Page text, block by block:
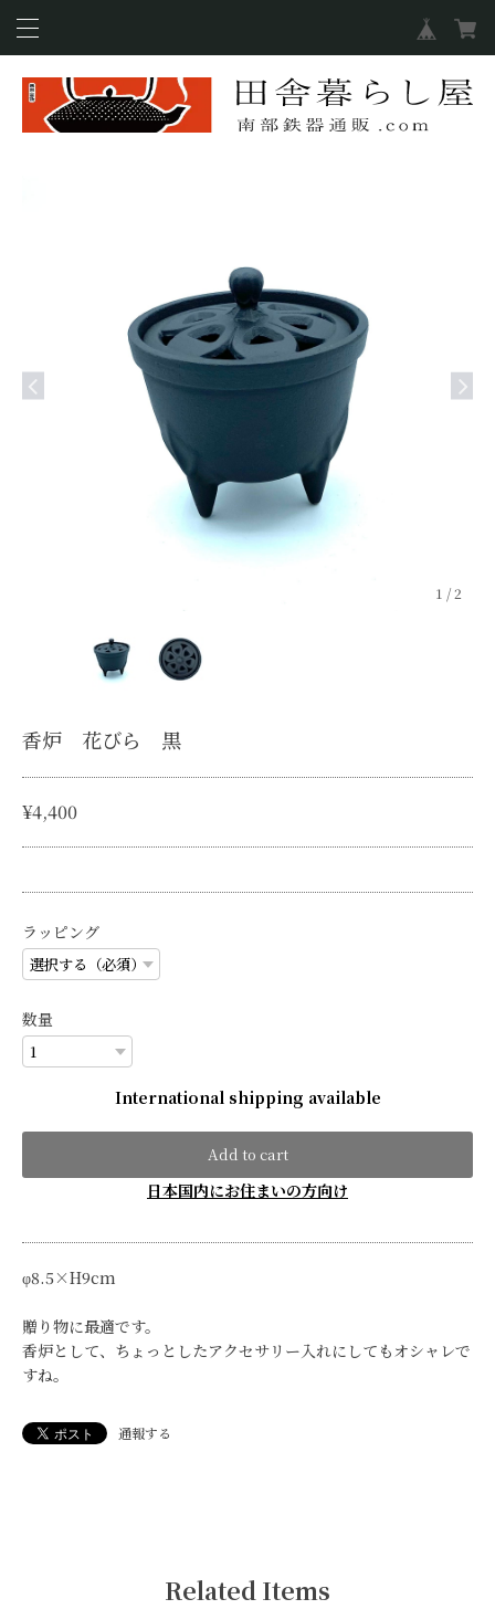
1 /2
香炉 花びら 黒
¥4,400
ラッピング
数量
International shipping available
Add to cart
日本国内にお住まいの方向け
φ8.5×H9cm
贈り物に最適です。
香炉として、ちょっとしたアクセサリー入れにしてもオシャレで
すね。
通報する
Related Items